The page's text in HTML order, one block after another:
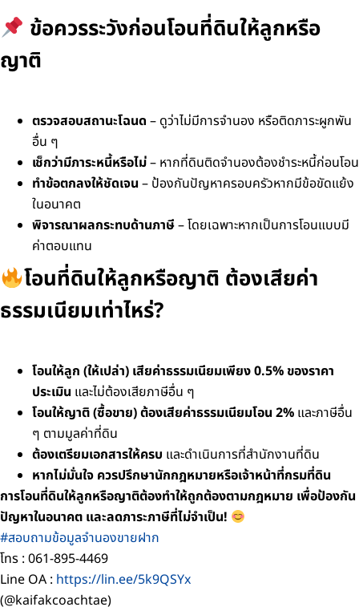
ข้อควรระวังก่อนโอนที่ดินให้ลูกหรือ
ญาติ
ตรวจสอบสถานะโฉนด – ดูว่าไม่มีการจำนอง หรือติดภาระผูกพัน
อื่น ๆ
เช็กว่ามีภาระหนี้หรือไม่– หากที่ดินติดจำนองต้องชำระหนี้ก่อนโอน
ทำข้อตกลงให้ชัดเจน – ป้องกันปัญหาครอบครัวหากมีข้อขัดแย้ง
ในอนาคต
พิจารณาผลกระทบด้านภาษี– โดยเฉพาะหากเป็นการโอนแบบมี
ค่าตอบแทน
โอนที่ดินให้ลูกหรือญาติ ต้องเสียค่า
ธรรมเนียมเท่าไหร่?
โอนให้ลูก (ให้เปล่า) เสียค่าธรรมเนียมเพียง 0.5% ของราคา
ประเมิน และไม่ต้องเสียภาษีอื่น ๆ
โอนให้ญาติ (ซื้อขาย) ต้องเสียค่าธรรมเนียมโอน 2% และภาษีอื่น
ๆ ตามมูลค่าที่ดิน
ต้องเตรียมเอกสารให้ครบ และดำเนินการที่สำนักงานที่ดิน
หากไม่มั่นใจ ควรปรึกษานักกฎหมายหรือเจ้าหน้าที่กรมที่ดิน
การโอนที่ดินให้ลูกหรือญาติต้องทำให้ถูกต้องตามกฎหมาย เพื่อป้องกัน
ปัญหาในอนาคต และลดภาระภาษีที่ไม่จำเป็น!
#สอบถามข้อมูลจำนองขายฝาก
โทร : 061-895-4469
Line OA : https://lin.ee/5k9QSYx
(@kaifakcoachtae)